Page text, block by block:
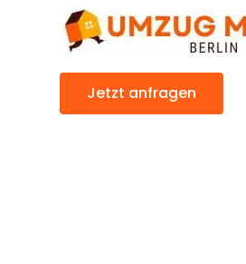
Jetzt anfragen